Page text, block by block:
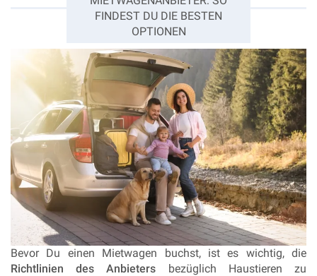
FINDEST DU DIE BESTEN
OPTIONEN
Bevor Du einen Mietwagen buchst, ist es wichtig, die
Richtlinien des Anbieters bezüglich Haustieren zu